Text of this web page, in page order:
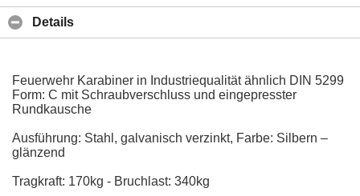
Details
Feuerwehr Karabiner in Industriequalität ähnlich DIN 5299
Form: C mit Schraubverschluss und eingepresster
Rundkausche
Ausführung: Stahl, galvanisch verzinkt, Farbe: Silbern –
glänzend
Tragkraft: 170kg - Bruchlast: 340kg